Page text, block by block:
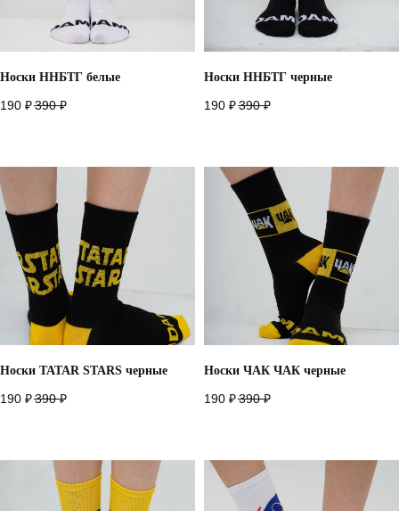
Носки ННБТГ белые
190 ₽390 ₽
Носки ННБТГ черные
190 ₽390 ₽
Носки TATAR STARS черные
190 ₽390 ₽
Носки ЧАК ЧАК черные
190 ₽390 ₽
Назад